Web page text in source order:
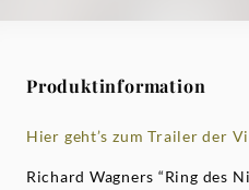
Produktinformation
Hier geht’s zum Trailer der
Richard Wagners “Ring des